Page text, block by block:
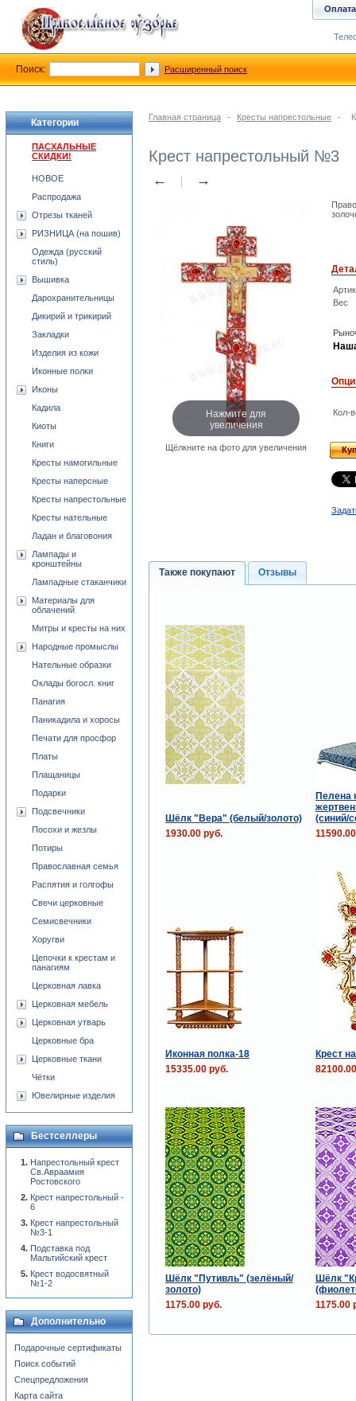
Главная страница - Кресты напрестольные -
Крест напрестольный №3
← →
Нажмите для
увеличения
Щёлкните на фото для увеличения
Вес
Кол-
Также покупают Отзывы
Шёлк "Вера" (белый/золото)
Пелена
(синий/
1930.00 руб.
Иконная полка-18
Крест
15335.00 руб.
Шёлк "Путивль" (зелёный/
золото)
Шёлк
1175.00 руб.
1175.00
Категории
ПАСХАЛЬНЫЕ
СКИДКИ!
НОВОЕ
Распродажа
Отрезы тканей
РИЗНИЦА (на пошив)
Одежда (русский
стиль)
Вышивка
Дарохранительницы
Дикирий и трикирий
Закладки
Изделия из кожи
Иконные полки
Иконы
Кадила
Киоты
Книги
Кресты намогильные
Кресты наперсные
Кресты напрестольные
Кресты нательные
Ладан и благовония
Лампады и
кронштейны
Лампадные стаканчики
Материалы для
облачений
Митры и кресты на них
Народные промыслы
Нательные образки
Оклады богосл. книг
Панагия
Паникадила и хоросы
Печати для просфор
Платы
Плащаницы
Подарки
Подсвечники
Посохи и жезлы
Потиры
Православная семья
Распятия и голгофы
Свечи церковные
Семисвечники
Хоругви
Цепочки к крестам и
панагиям
Церковная лавка
Церковная мебель
Церковная утварь
Церковные бра
Церковные ткани
Чётки
Ювелирные изделия
Бестселлеры
Напрестольный крест
Св.Авраамия
Ростовского
Крест напрестольный -
6
Крест напрестольный
№3-1
Подставка под
Мальтийский крест
Крест водосвятный
№1-2
Дополнительно
Подарочные сертификаты
Поиск событий
Спецпредложения
Карта сайта
Оплата
Поиск: Расширенный поиск